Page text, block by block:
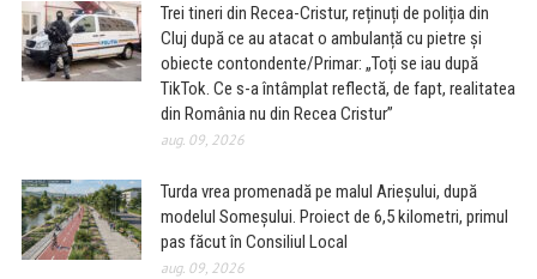
Trei tineri din Recea-Cristur, reținuți de poliția din
Cluj după ce au atacat o ambulanță cu pietre și
obiecte contondente/Primar: „Toți se iau după
TikTok. Ce s-a întâmplat reflectă, de fapt, realitatea
din România nu din Recea Cristur”
aug. 09, 2026
Turda vrea promenadă pe malul Arieșului, după
modelul Someșului. Proiect de 6,5 kilometri, primul
pas făcut în Consiliul Local
aug. 09, 2026